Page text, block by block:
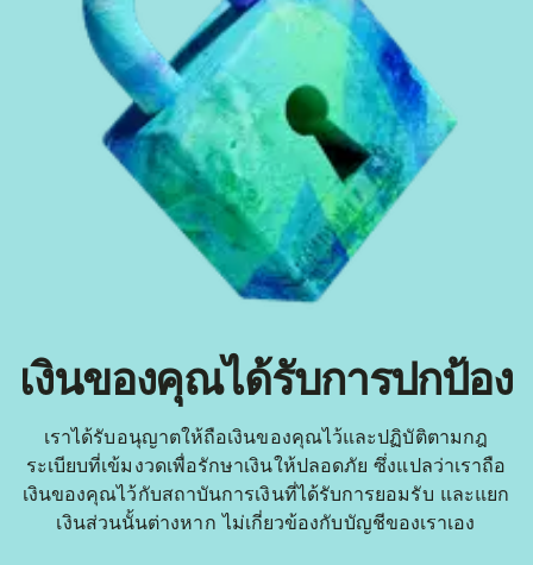
เงินของคุณได้รับการปกป้อง
เราได้รับอนุญาตให้ถือเงินของคุณไว้และปฏิบัติตามกฎ
ระเบียบที่เข้มงวดเพื่อรักษาเงินให้ปลอดภัย ซึ่งแปลว่าเราถือ
เงินของคุณไว้กับสถาบันการเงินที่ได้รับการยอมรับ และแยก
เงินส่วนนั้นต่างหาก ไม่เกี่ยวข้องกับบัญชีของเราเอง